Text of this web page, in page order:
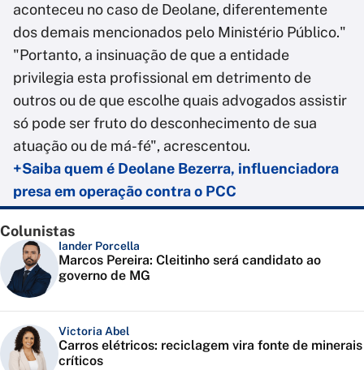
aconteceu no caso de Deolane, diferentemente
dos demais mencionados pelo Ministério Público."
"Portanto, a insinuação de que a entidade
privilegia esta profissional em detrimento de
outros ou de que escolhe quais advogados assistir
só pode ser fruto do desconhecimento de sua
atuação ou de má-fé", acrescentou.
+Saiba quem é Deolane Bezerra, influenciadora
presa em operação contra o PCC
Colunistas
Iander Porcella
Marcos Pereira: Cleitinho será candidato ao
governo de MG
Victoria Abel
Carros elétricos: reciclagem vira fonte de minerais
críticos